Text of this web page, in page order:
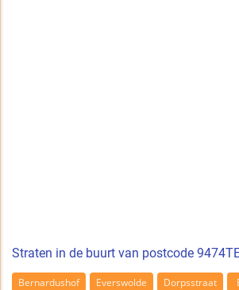
Straten in de buurt van postcode
Bernardushof Everswolde Dorpsstraat